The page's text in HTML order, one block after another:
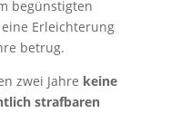
begünstigten
Erleichterung
betrug.
zwei Jahre keine
strafbaren